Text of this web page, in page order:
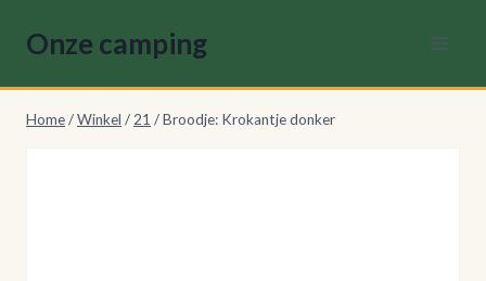
naarOnze camping
Home/Winkel / 21 /Broodje: Krokantje donker